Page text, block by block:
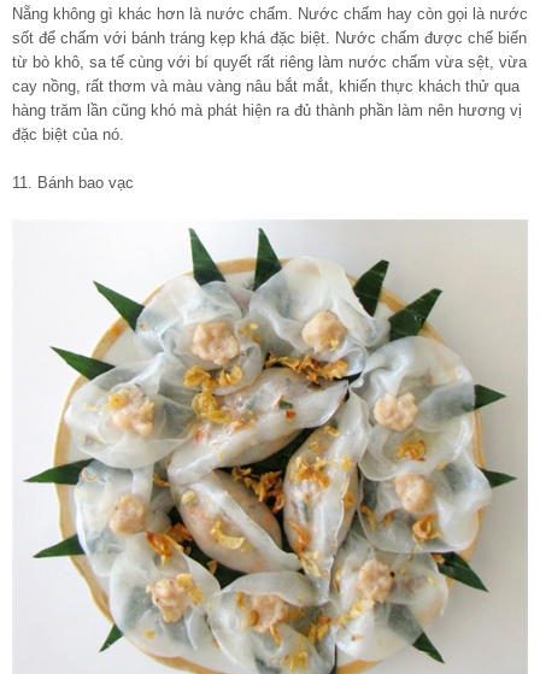
Nẵng không gì khác hơn là nước chấm. Nước chấm hay còn gọi là nước
sốt để chấm với bánh tráng kẹp khá đặc biệt. Nước chấm được chế biến
từ bò khô, sa tế cùng với bí quyết rất riêng làm nước chấm vừa sệt, vừa
cay nồng, rất thơm và màu vàng nâu bắt mắt, khiến thực khách thử qua
hàng trăm lần cũng khó mà phát hiện ra đủ thành phần làm nên hương vị
đặc biệt của nó.
11. Bánh bao vạc